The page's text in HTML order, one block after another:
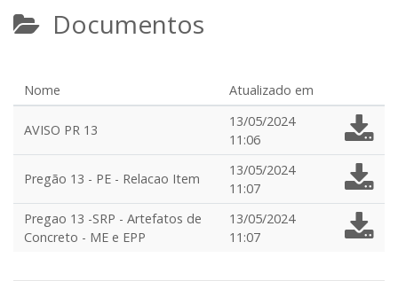
Documentos
Nome Atualizado em
AVISO PR 13
13/05/2024
11:06
Pregão 13 - PE - Relacao Item
13/05/2024
11:07
Pregao 13 -SRP - Artefatos de
Concreto - ME e EPP
13/05/2024
11:07